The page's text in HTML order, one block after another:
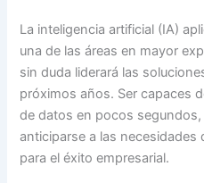
La inteligencia artificial (IA)
una de las áreas en mayor
sin duda liderará las
próximos años. Ser capaces
de datos en pocos
anticiparse a las necesidades
para el éxito empresarial.